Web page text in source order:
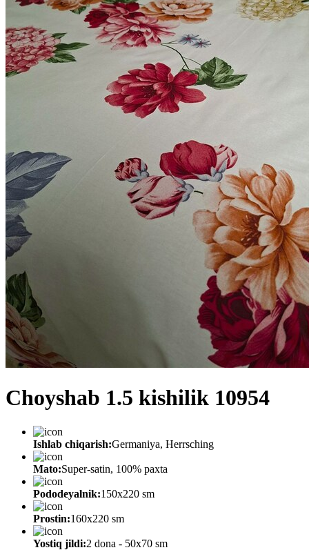
Choyshab 1.5 kishilik 10954
Ishlab chiqarish:Germaniya, Herrsching
Mato:Super-satin, 100% paxta
Pododeyalnik:150х220 sm
Prostin:160х220 sm
Yostiq jildi:2 dona - 50x70 sm